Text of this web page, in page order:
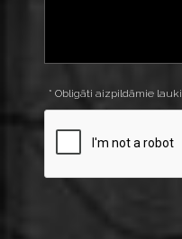
* Obligāti aizpildāmie lauki